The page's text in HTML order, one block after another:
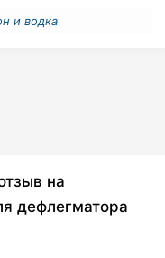
и водка
на
дефлегматора